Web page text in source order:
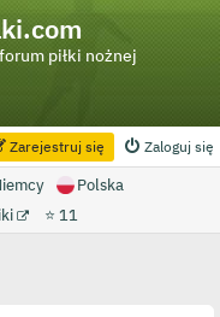
piłki nożnej
Zaloguj się
Zarejestruj się
Polska
⭐ 11